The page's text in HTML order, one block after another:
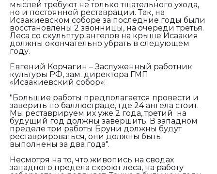
мыслей требуют не только тщательного ухода,
но и постоянной реставрации. Так, на
Исаакиевском соборе за последние годы были
восстановлены 2 звонницы, на очереди третья.
Леса со скульптур ангелов на крыше Исаакия
должны окончательно убрать в следующем
году.
Евгений Корчагин – Заслуженный работник
культуры РФ, зам. директора ГМП
«Исаакиевский собор»:
"Большие работы предполагается провести и
заверить по баллюстраде, где 24 ангела стоит.
Мы реставрируем их уже 2 года, третий на
будущий год должны завершить. В западном
пределе три работы Бруни должны будут
реставрироваться, они должны быть
выполнены за два года".
Несмотря на то, что живопись на сводах
западного предела скроют леса, на работу